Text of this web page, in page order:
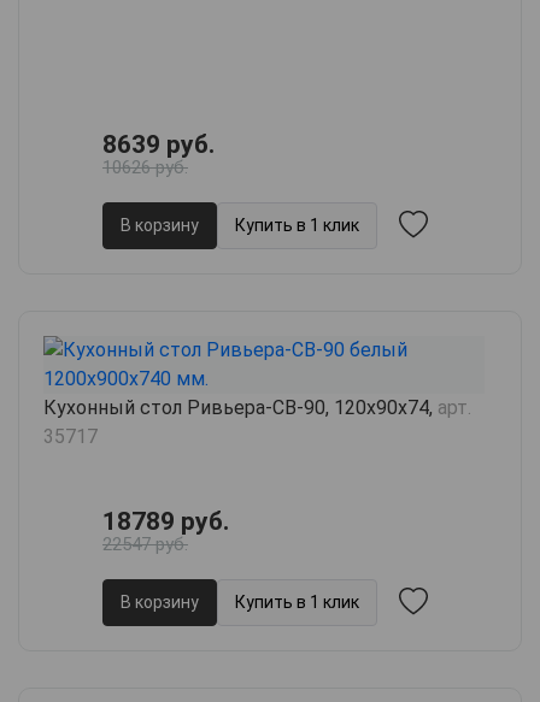
8639 руб.
10626 руб.
В корзину Купить в 1 клик
Кухонный стол Ривьера-СВ-90, 120х90х74, арт.
35717
18789 руб.
22547 руб.
В корзину Купить в 1 клик